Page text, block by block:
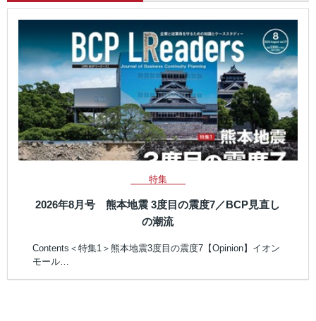
特集
2026年8月号 熊本地震 3度目の震度7／BCP見直し
の潮流
Contents＜特集1＞熊本地震3度目の震度7【Opinion】イオン
モール…